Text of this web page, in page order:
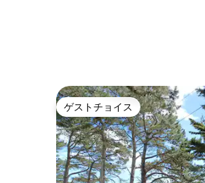
ゲストチョイス
ゲストチョイス